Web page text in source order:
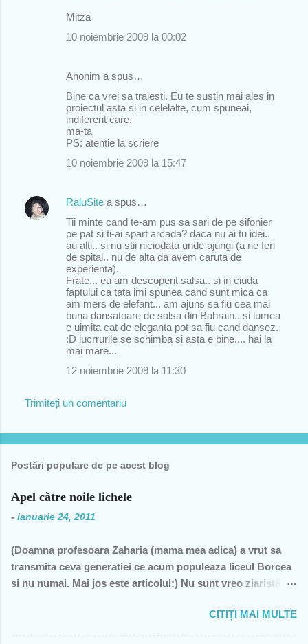
Mitza
10 noiembrie 2009 la 00:02
Anonim a spus…
Bine ca vrei sa traiesti. Eu te sustin mai ales in
proiectul asta si in celelalte, cum spuneai,
indiferent care.
ma-ta
PS: atentie la scriere
10 noiembrie 2009 la 15:47
RaluSite a spus…
Tii minte cand te-am pus sa sari de pe sifonier
pe pat si ti-ai spart arcada? daca nu ai tu idei..
au alti.. si nu stii niciodata unde ajungi (a ne feri
de spital.. nu de alta da avem caruta de
experienta).
Frate... eu am descoperit salsa.. si in ciuda
faptului ca tata imi spunea cand sunt mica ca
am mers de elefant... am ajuns sa fiu cea mai
buna dansatoare de salsa din Bahrain.. si lumea
e uimita cat de eleganta pot sa fiu cand dansez.
:D lucrrurile se schimba si asta e bine.... hai la
mai mare...
12 noiembrie 2009 la 11:30
Trimiteți un comentariu
Postări populare de pe acest blog
Apel către noile lichele
- ianuarie 24, 2011
(Doamna profesoara Zaharia (mama mea adica) a vrut sa
transmita ceva generatiei ce acum populeaza liceul Borcea
si nu numai. Mai jos este articolul:) Nu sunt vreo ziaristă
partid- n-am fost decât membră a PCR, câteva luni în 1989,
şi mi-a ajuns şi pentru perioada de după 1989-, nu sunt
CITIȚI MAI MULTE